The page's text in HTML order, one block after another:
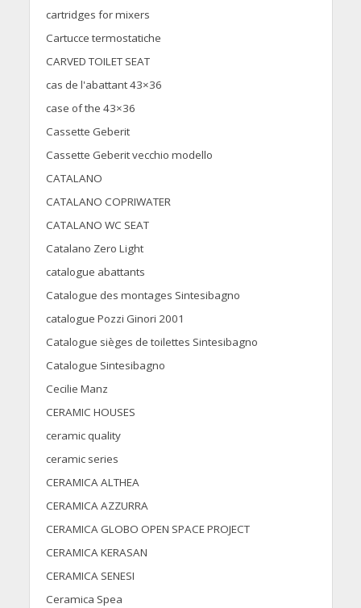
cartridges for mixers
Cartucce termostatiche
CARVED TOILET SEAT
cas de l'abattant 43×36
case of the 43×36
Cassette Geberit
Cassette Geberit vecchio modello
CATALANO
CATALANO COPRIWATER
CATALANO WC SEAT
Catalano Zero Light
catalogue abattants
Catalogue des montages Sintesibagno
catalogue Pozzi Ginori 2001
Catalogue sièges de toilettes Sintesibagno
Catalogue Sintesibagno
Cecilie Manz
CERAMIC HOUSES
ceramic quality
ceramic series
CERAMICA ALTHEA
CERAMICA AZZURRA
CERAMICA GLOBO OPEN SPACE PROJECT
CERAMICA KERASAN
CERAMICA SENESI
Ceramica Spea